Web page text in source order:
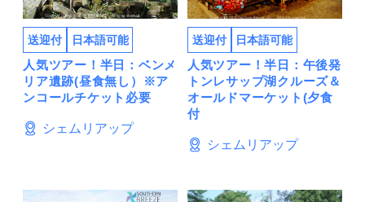
送迎付 日本語可能
人気ツアー！半日：ベンメ
リア遺跡(昼食無し）※ア
ンコールチケット必要
シェムリアップ
送迎付 日本語可能
人気ツアー！半日：午後発
トンレサップ湖クルーズ＆
オールドマーケット(夕食
付
シェムリアップ